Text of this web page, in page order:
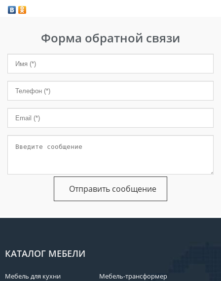
Форма обратной связи
КАТАЛОГ МЕБЕЛИ
Мебель для кухни
Мебель-трансформер